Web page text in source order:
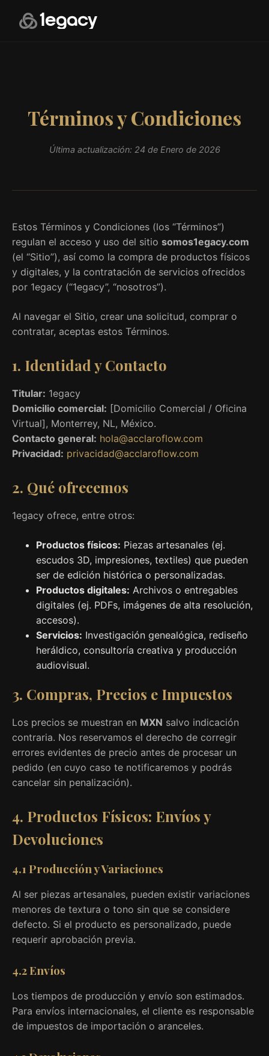
Términos y Condiciones
Última actualización: 24 de Enero de 2026
Estos Términos y Condiciones (los “Términos”)
regulan el acceso y uso del sitio somos1egacy.com
(el “Sitio”), así como la compra de productos físicos
y digitales, y la contratación de servicios ofrecidos
por 1egacy (“1egacy”, “nosotros”).
Al navegar el Sitio, crear una solicitud, comprar o
contratar, aceptas estos Términos.
1. Identidad y Contacto
Titular: 1egacy
Domicilio comercial: [Domicilio Comercial / Oficina
Virtual], Monterrey, NL, México.
Contacto general: hola@acclaroflow.com
Privacidad: privacidad@acclaroflow.com
2. Qué ofrecemos
1egacy ofrece, entre otros:
Productos físicos: Piezas artesanales (ej.
escudos 3D, impresiones, textiles) que pueden
ser de edición histórica o personalizadas.
Productos digitales: Archivos o entregables
digitales (ej. PDFs, imágenes de alta resolución,
accesos).
Servicios: Investigación genealógica, rediseño
heráldico, consultoría creativa y producción
audiovisual.
3. Compras, Precios e Impuestos
Los precios se muestran en MXN salvo indicación
contraria. Nos reservamos el derecho de corregir
errores evidentes de precio antes de procesar un
pedido (en cuyo caso te notificaremos y podrás
cancelar sin penalización).
4. Productos Físicos: Envíos y
Devoluciones
4.1 Producción y Variaciones
Al ser piezas artesanales, pueden existir variaciones
menores de textura o tono sin que se considere
defecto. Si el producto es personalizado, puede
requerir aprobación previa.
4.2 Envíos
Los tiempos de producción y envío son estimados.
Para envíos internacionales, el cliente es responsable
de impuestos de importación o aranceles.